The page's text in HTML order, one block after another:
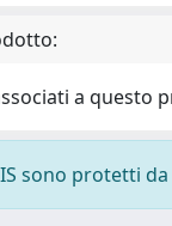
a questo
sono protetti